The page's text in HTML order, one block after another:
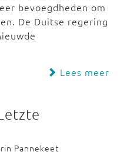
bevoegdheden om
De Duitse regering
Lees meer
Pannekeet